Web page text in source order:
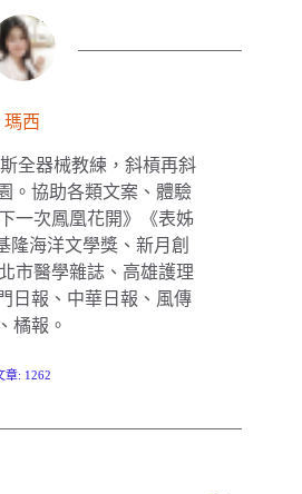
瑪西
全器械教練，斜槓再斜
。協助各類文案、體驗
一次鳳凰花開》《表姊
隆海洋文學獎、新月創
市醫學雜誌、高雄護理
日報、中華日報、風傳
橘報。
章: 1262